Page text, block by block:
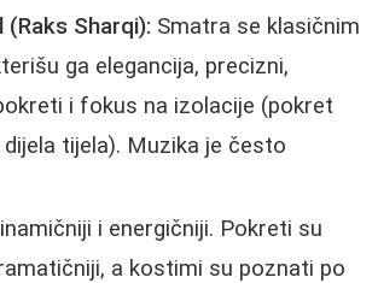
Sharqi): Smatra se klasičnim
ga elegancija, precizni,
i fokus na izolacije (pokret
tijela). Muzika je često
i energičniji. Pokreti su
a kostimi su poznati po